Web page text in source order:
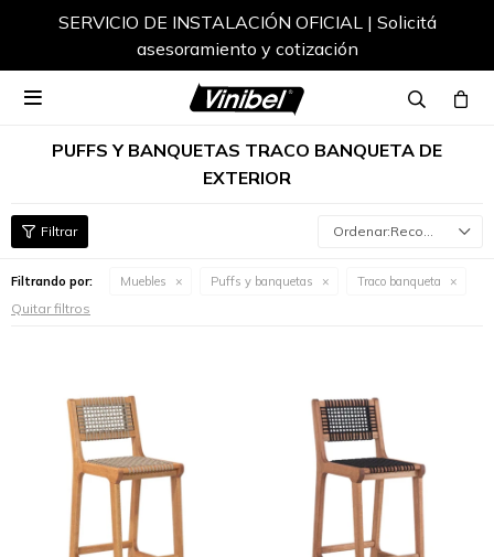
SERVICIO DE INSTALACIÓN OFICIAL | Solicitá
asesoramiento y cotización

PUFFS Y BANQUETAS TRACO BANQUETA DE
EXTERIOR
Recomendados
Filtrando por: Muebles Puffs y banquetas Traco banqueta
Quitar filtros